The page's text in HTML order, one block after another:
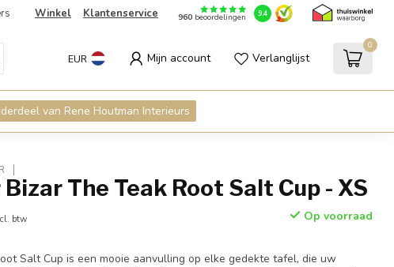
Winkel Klantenservice 960beoordelingen 9.4
EUR Mijn account Verlanglijst
0
van Rene Houtman Interieurs
The Teak Root Salt Cup - XS
btw Op voorraad
Salt Cup is een mooie aanvulling op elke gedekte tafel, die uw